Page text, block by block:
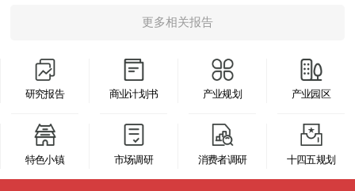
业及相关研究单位极具参考价值的专业报告。
为体外诊断生产厂家、流通企业以及零售商提供了
断行业从事资本运作的经济实体等单位准确了解目
前中国体外诊断行业发展动态，把握企业定位和发
例表明，产业园区能够有效地创造聚集力，通过共
展，从而有效地推动产业集群的形成。产业园区所
具有的性质和特征决定了产业集群最终方向，形成
产业园区和产业集群的良性互动，是区域经济增长
的重要途径。在产业集群的指导下，推进产业园区
更多相关报告
研究报告 商业计划书 产业规划 产业园区
特色小镇 市场调研 消费者调研 十四五规划